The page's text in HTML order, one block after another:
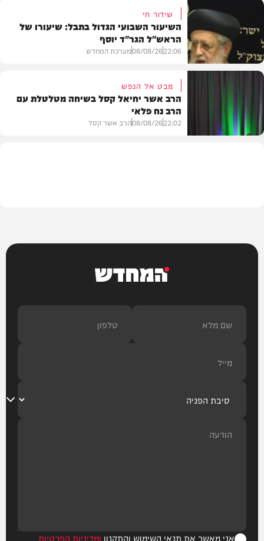
חדשות
וידאו
שידור חי
השיעור השבועי הגדול בתבל: שיעורו של
הראש"ל הגר"ד יוסף
22:06
08/08/26מערכת המחדש
מבט אל הנפש
הרב אשר יחיאל קסל בשיחה מטלטלת עם
הרב נח פלאי
22:02
08/08/26הרב אשר קסל
המחדש
אני מאשר את תנאי השימוש והתקנון ומדיניות הפרטיות